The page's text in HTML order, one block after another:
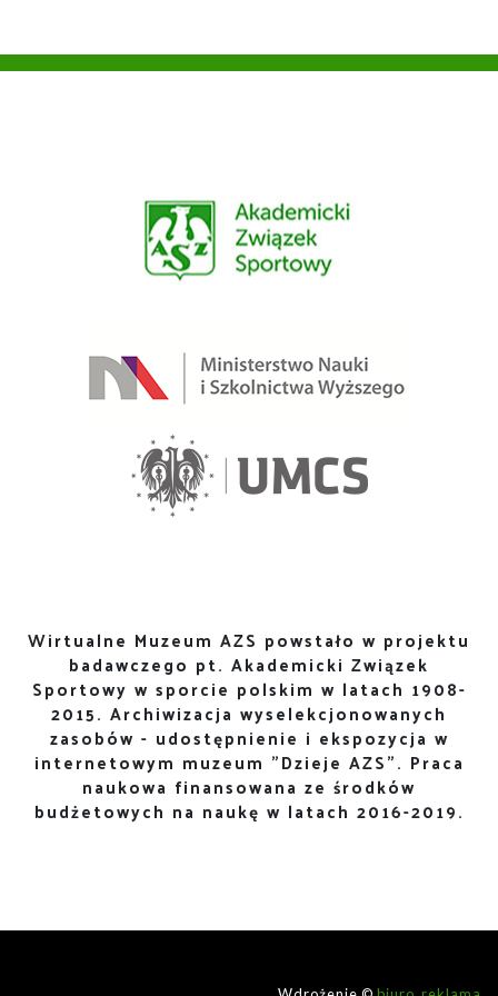
Wirtualne Muzeum AZS powstało w projektu
badawczego pt. Akademicki Związek
Sportowy w sporcie polskim w latach 1908-
2015. Archiwizacja wyselekcjonowanych
zasobów - udostępnienie i ekspozycja w
internetowym muzeum "Dzieje AZS". Praca
naukowa finansowana ze środków
budżetowych na naukę w latach 2016-2019.